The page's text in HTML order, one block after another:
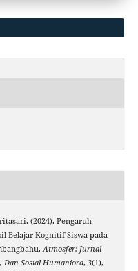
(2024). Pengaruh
Belajar Kognitif Siswa pada
Atmosfer: Jurnal
Dan Sosial Humaniora, 3(1),